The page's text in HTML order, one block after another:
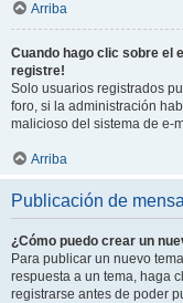
Arriba
Cuando hago clic sobre el
registre!
Solo usuarios registrados
foro, si la administración
malicioso del sistema de e-
Arriba
Publicación de
¿Cómo puedo crear un
Para publicar un nuevo
respuesta a un tema, haga
registrarse antes de poder